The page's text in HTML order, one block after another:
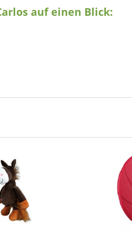
auf einen Blick: